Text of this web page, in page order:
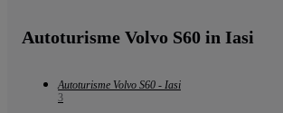
Autoturisme Volvo S60 in Iasi
Autoturisme Volvo S60 - Iasi
3